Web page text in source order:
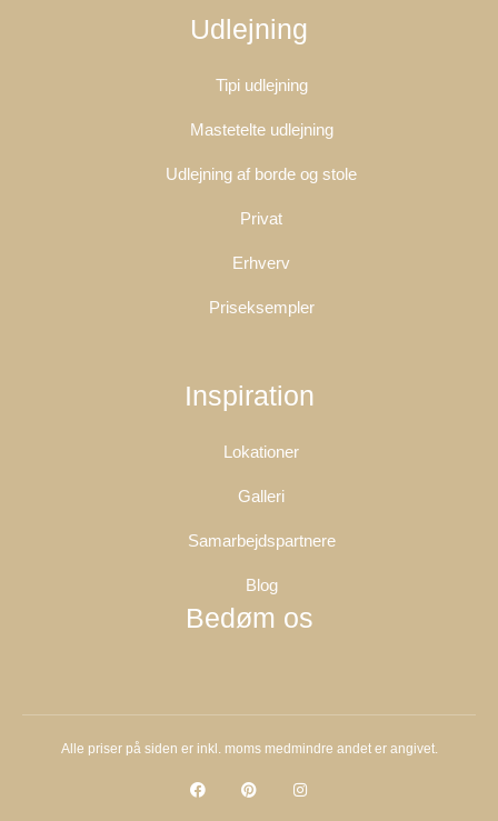
Udlejning
Tipi udlejning
Mastetelte udlejning
Udlejning af borde og stole
Privat
Erhverv
Priseksempler
Inspiration
Lokationer
Galleri
Samarbejdspartnere
Blog
Bedøm os
Alle priser på siden er inkl. moms medmindre andet er angivet.